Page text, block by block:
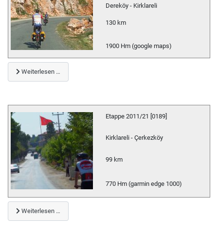
Dereköy - Kirklareli
130 km
1900 Hm (google maps)
Weiterlesen …
Etappe 2011/21 [0189]
Kirklareli - Çerkezköy
99 km
770 Hm (garmin edge 1000)
Weiterlesen …